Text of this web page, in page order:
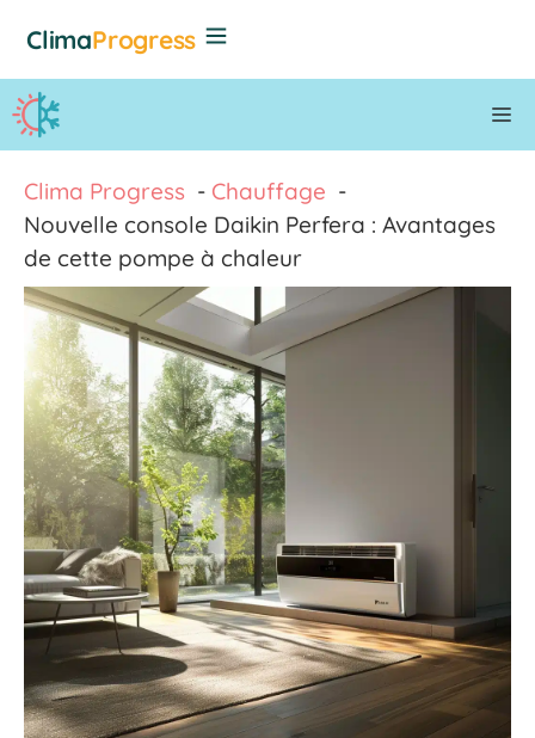
contenu
ClimaProgress
Clima Progress
Chauffage
Nouvelle console Daikin Perfera : Avantages
de cette pompe à chaleur